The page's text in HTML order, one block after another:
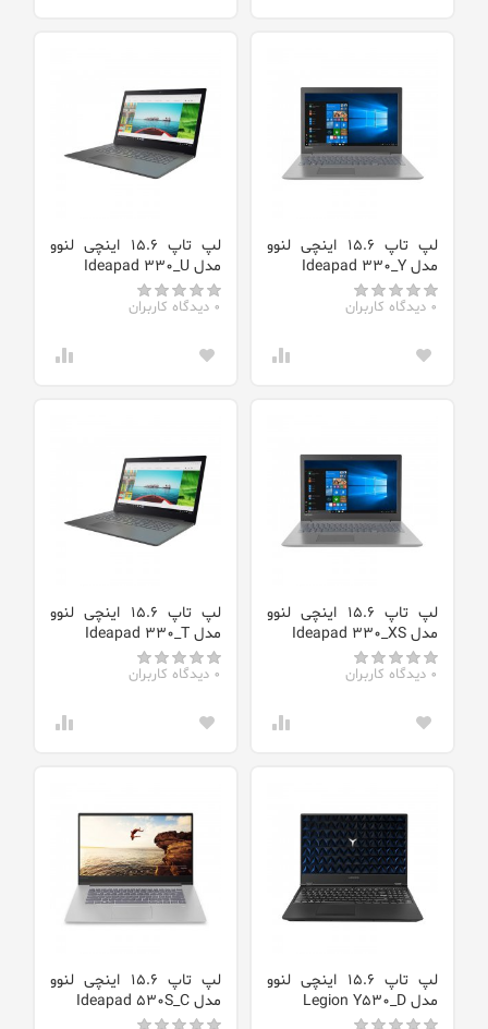
لپ تاپ 15.6 اینچی لنوو
مدل Ideapad 330_Y
0 دیدگاه کاربران
لپ تاپ 15.6 اینچی لنوو
مدل Ideapad 330_U
0 دیدگاه کاربران
لپ تاپ 15.6 اینچی لنوو
مدل Ideapad 330_XS
0 دیدگاه کاربران
لپ تاپ 15.6 اینچی لنوو
مدل Ideapad 330_T
0 دیدگاه کاربران
لپ تاپ 15.6 اینچی لنوو
مدل Legion Y530_D
لپ تاپ 15.6 اینچی لنوو
مدل Ideapad 530S_C